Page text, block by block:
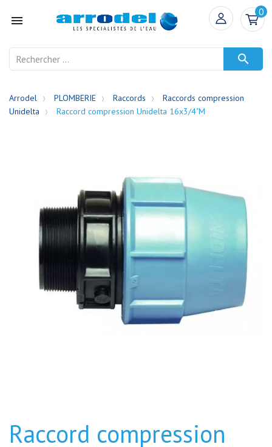

0

Arrodel PLOMBERIE Raccords
Raccords compression
Unidelta
Raccord compression Unidelta 16x3/4"M
Raccord compression